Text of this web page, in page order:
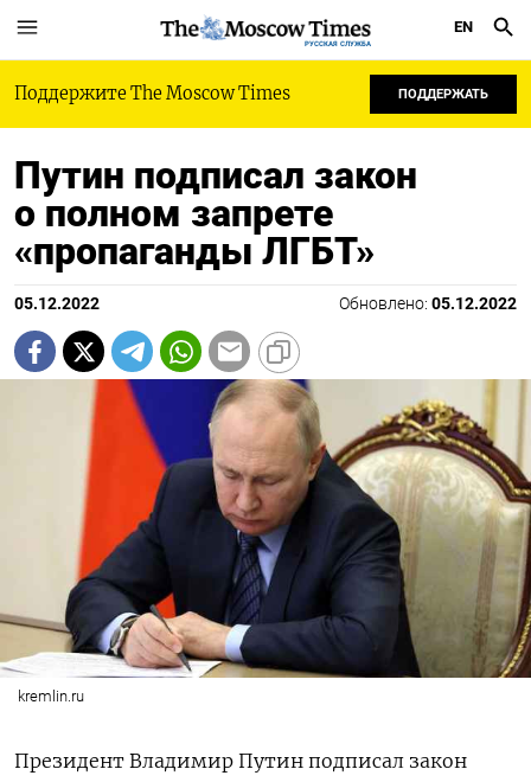
РУССКАЯ СЛУЖБА
EN
Поддержите The Moscow Times ПОДДЕРЖАТЬ
Путин подписал закон
о полном запрете
«пропаганды ЛГБТ»
05.12.2022 Обновлено: 05.12.2022
kremlin.ru
Президент Владимир Путин подписал закон